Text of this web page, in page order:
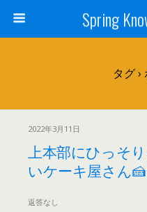
Spring
タグ
2022年3月11日
上本部にひっそ
いケーキ屋さん
返答なし